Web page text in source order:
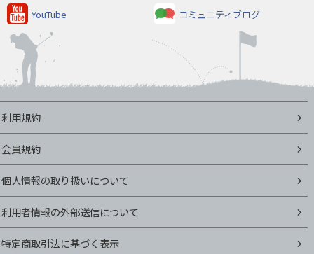
YouTube コミュニティブログ
利用規約
会員規約
個人情報の取り扱いについて
利用者情報の外部送信について
特定商取引法に基づく表示